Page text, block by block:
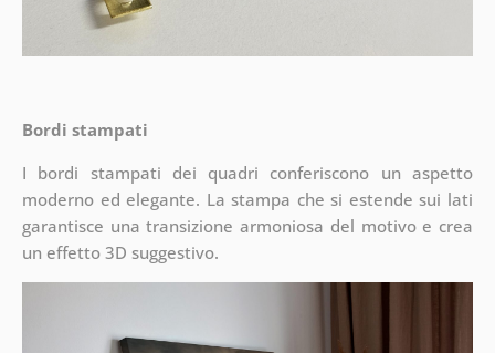
Bordi stampati
I bordi stampati dei quadri conferiscono un aspetto
moderno ed elegante. La stampa che si estende sui lati
garantisce una transizione armoniosa del motivo e crea
un effetto 3D suggestivo.